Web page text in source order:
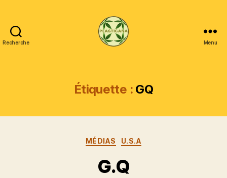
Recherche Menu
Étiquette : GQ
Catégories
MÉDIAS U.S.A
G.Q